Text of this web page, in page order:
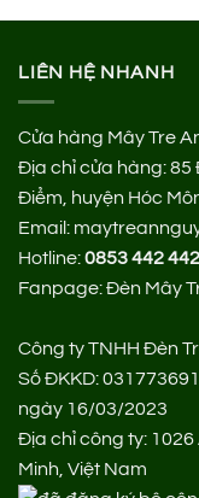
LIÊN HỆ NHANH
Cửa hàng Mây Tre
Địa chỉ cửa hàng:85
Điểm, huyện Hóc
Email:
Hotline:0853 442 442
Fanpage:Đèn Mây
Công ty TNHH Đèn
Số ĐKKD:
ngày 16/03/2023
Địa chỉ công ty: 1026
Minh, Việt Nam